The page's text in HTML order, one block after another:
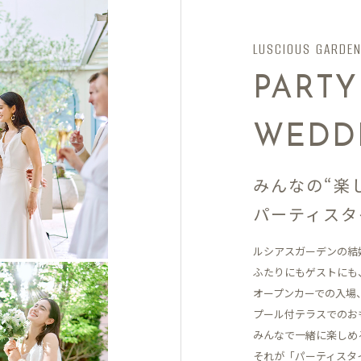
LUSCIOUS GARDEN
みんなの“楽
パーティス
ルシアスガーデンの
ふたりにもゲストにも
オープンカーでの入
プール付テラスでのお
みんなで一緒に楽し
それが「パーティス